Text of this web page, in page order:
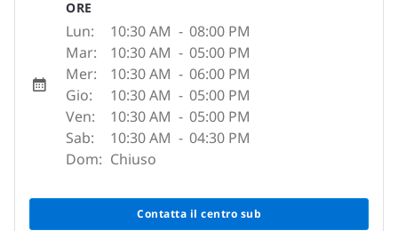
ORE
Lun: 10:30 AM - 08:00 PM
Mar:
10:30 AM - 05:00 PM
Mer:
10:30 AM - 06:00 PM
Gio:
10:30 AM - 05:00 PM
Ven:
10:30 AM - 05:00 PM
Sab:
10:30 AM - 04:30 PM
Dom: Chiuso
Contatta il centro sub